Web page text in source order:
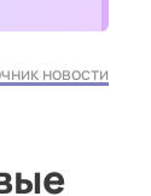
новости